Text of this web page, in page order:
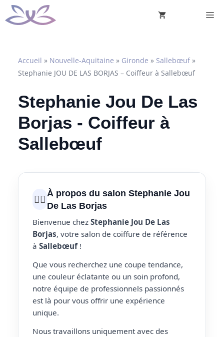
Aller
au
Accueil » Nouvelle-Aquitaine » Gironde » Sallebœuf »
Stephanie JOU DE LAS BORJAS – Coiffeur à Sallebœuf
Stephanie Jou De Las
Borjas - Coiffeur à
Sallebœuf
💇‍♀️ À propos du salon Stephanie Jou
De Las Borjas
Bienvenue chez Stephanie Jou De Las
Borjas, votre salon de coiffure de référence
à Sallebœuf!
Que vous recherchez une coupe tendance,
une couleur éclatante ou un soin profond,
notre équipe de professionnels passionnés
est là pour vous offrir une expérience
unique.
Nous travaillons uniquement avec des